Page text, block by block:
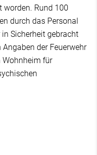
worden. Rund 100
durch das Personal
Sicherheit gebracht
der Feuerwehr
Wohnheim für